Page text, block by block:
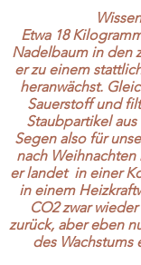
Etwa 18
Nadelbaum in den
er zu einem
heranwächst.
Sauerstoff und
Staubpartikel
Segen also für
nach
er landet in einer
in einem
CO2 zwar
zurück, aber eben
des Wachstums